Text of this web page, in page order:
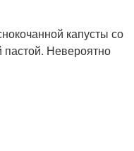
капусты со
Невероятно